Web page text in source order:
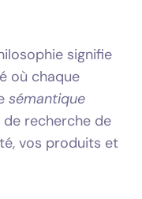
signifie
où chaque
sémantique
recherche de
vos produits et